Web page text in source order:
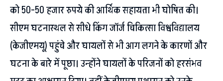
को 50-50 हजार रुपये की आर्थिक सहायता भी घोषित की।
सीएम घटनास्थल से सीधे किंग जॉर्ज चिकित्सा विश्वविद्यालय
(केजीएमयू) पहुंचे और घायलों से भी आग लगने के कारणों और
घटना के बारे में पूछा। उन्होंने घायलों के परिजनों को हरसंभव